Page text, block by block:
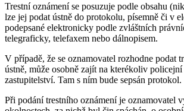
Trestní oznámení se posuzuje podle obsahu
lze jej podat ústně do protokolu, písemně či v
podepsané elektronicky podle zvláštních
telegraficky, telefaxem nebo dálnopisem.
V případě, že se oznamovatel rozhodne podat
ústně, může osobně zajít na kterékoliv
zastupitelství. Tam s ním bude sepsán protokol.
Při podání trestního oznámení je oznamovatel